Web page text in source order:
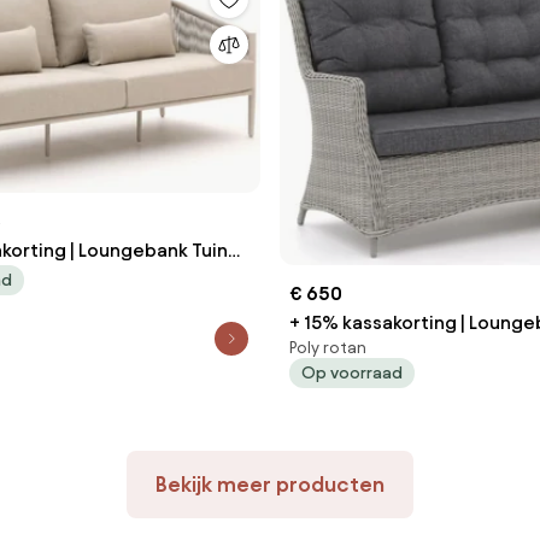
| Loungebank Tuin
€ 650
+ 15% kassakorting |
Intenso | Wicker (vlechtwerk) | 2
personen | Tuinbank Grijs |
Poly rotan
Op voorraad
Bekijk meer producten